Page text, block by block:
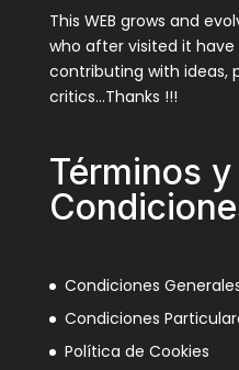
This WEB grows and
who after visited it
contributing with ideas,
critics…Thanks !!!
Términos y
Condiciones
Condiciones
Política de Cookies